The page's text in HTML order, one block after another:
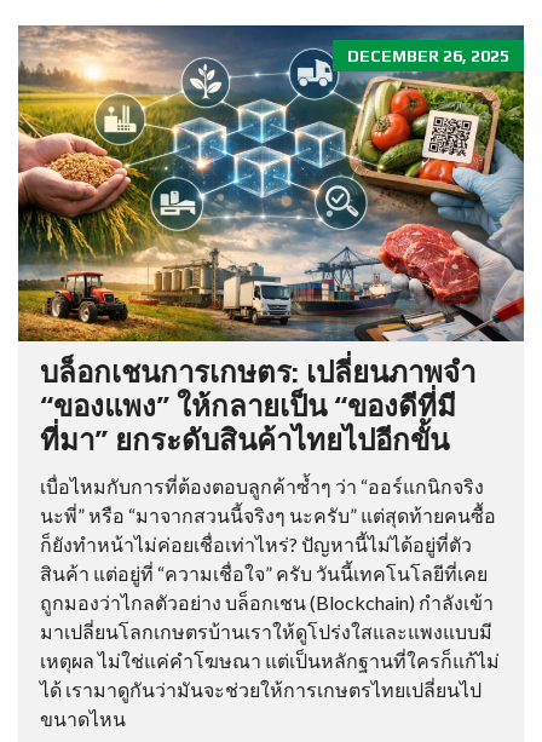
DECEMBER 26, 2025
บล็อกเชนการเกษตร: เปลี่ยนภาพจำ
“ของแพง” ให้กลายเป็น “ของดีที่มี
ที่มา” ยกระดับสินค้าไทยไปอีกขั้น
เบื่อไหมกับการที่ต้องตอบลูกค้าซ้ำๆ ว่า “ออร์แกนิกจริง
นะพี่” หรือ “มาจากสวนนี้จริงๆ นะครับ” แต่สุดท้ายคนซื้อ
ก็ยังทำหน้าไม่ค่อยเชื่อเท่าไหร่? ปัญหานี้ไม่ได้อยู่ที่ตัว
สินค้า แต่อยู่ที่ “ความเชื่อใจ” ครับ วันนี้เทคโนโลยีที่เคย
ถูกมองว่าไกลตัวอย่าง บล็อกเชน (Blockchain) กำลังเข้า
มาเปลี่ยนโลกเกษตรบ้านเราให้ดูโปร่งใสและแพงแบบมี
เหตุผล ไม่ใช่แค่คำโฆษณา แต่เป็นหลักฐานที่ใครก็แก้ไม่
ได้ เรามาดูกันว่ามันจะช่วยให้การเกษตรไทยเปลี่ยนไป
ขนาดไหน